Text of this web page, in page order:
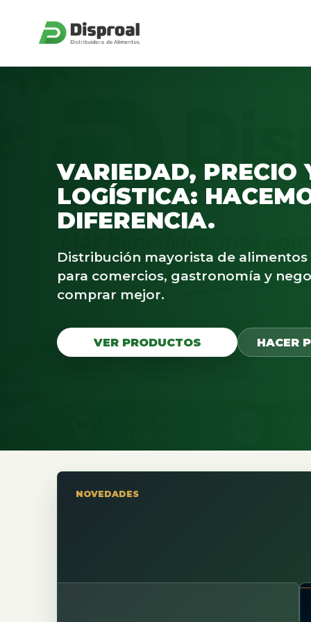
VARIEDAD, PRECIO
LOGÍSTICA:
DIFERENCIA.
Distribución mayorista de alimentos
para comercios, gastronomía y
comprar mejor.
VER PRODUCTOS HACER
NOVEDADES